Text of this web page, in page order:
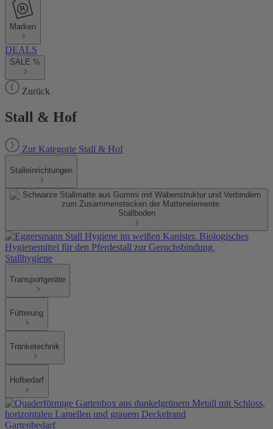
Marken
DEALS
SALE %
Zurück
Stall & Hof
Zur Kategorie Stall & Hof
Stalleinrichtungen
Stallboden
Stallhygiene
Transportgeräte
Fütterung
Tränketechnik
Hofbedarf
Gartenbedarf